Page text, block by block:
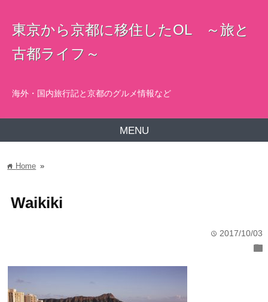
東京から京都に移住したOL ～旅と
古都ライフ～
海外・国内旅行記と京都のグルメ情報など
MENU
home Home »
Waikiki
time 2017/10/03
folder